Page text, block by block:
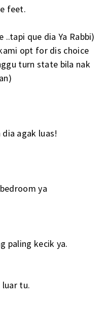
feet.
que dia Ya Rabbi)
opt for dis choice
turn state bila nak
agak luas!
ya
paling kecik ya.
tu.